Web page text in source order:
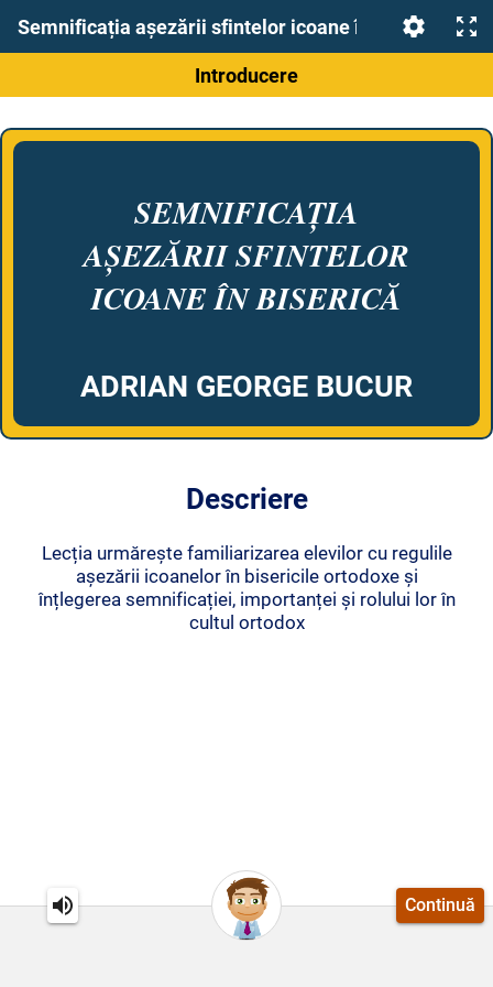
Continuă
Introducere
SEMNIFICAȚIA
AȘEZĂRII SFINTELOR
ICOANE ÎN BISERICĂ
ADRIAN GEORGE BUCUR
Descriere
Lecția urmărește familiarizarea elevilor cu regulile
așezării icoanelor în bisericile ortodoxe și
înțlegerea semnificației, importanței și rolului lor în
cultul ortodox